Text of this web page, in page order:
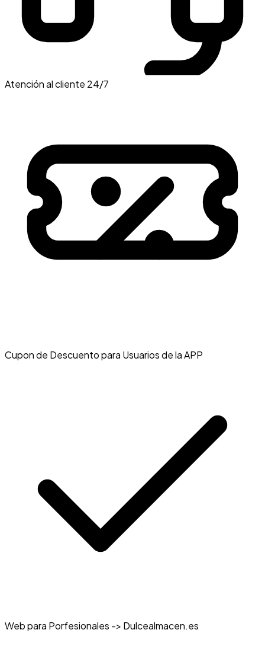
Atención al cliente 24/7
Cupon de Descuento para Usuarios de la APP
Web para Porfesionales -> Dulcealmacen.es